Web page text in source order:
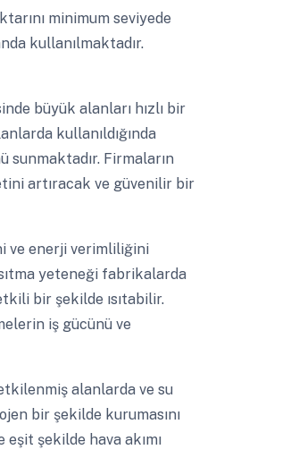
minimum seviyede
kullanılmaktadır.
büyük alanları hızlı bir
kullanıldığında
sunmaktadır. Firmaların
artıracak ve güvenilir bir
ve enerji verimliliğini
yeteneği fabrikalarda
bir şekilde ısıtabilir.
iş gücünü ve
alanlarda ve su
bir şekilde kurumasını
şekilde hava akımı